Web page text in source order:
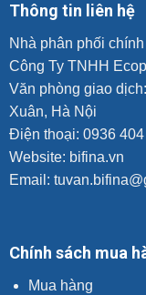
Thông tin liên hệ
Nhà phân phối
Công Ty TNHH
Văn phòng giao
Xuân, Hà Nội
Điện thoại: 0936
Website: bifina.vn
Email:
Chính sách mua
Mua hàng